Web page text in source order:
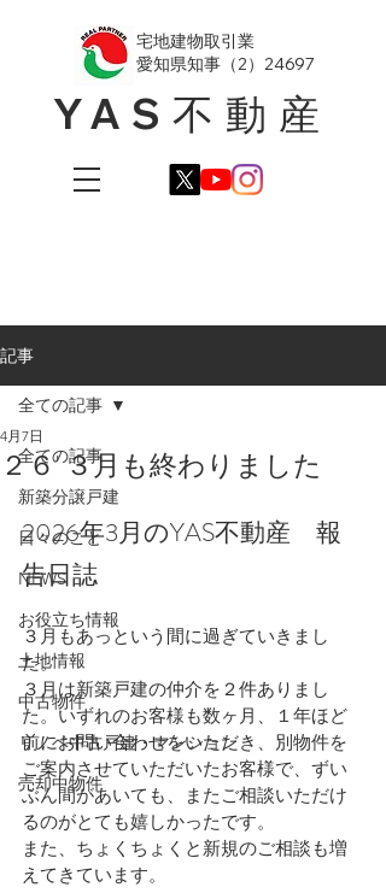
YAS不動産
​宅地建物取引業
愛知県知事（2）24697
記事
全ての記事
新築分譲戸建
日々のこと
NEWS
お役立ち情報
土地情報
中古物件
リノベ中古戸建・マンション
売却中物件
全ての記事
２６' ３月も終わりました
4月7日
2026年3月のYAS不動産　報
告日誌
３月もあっという間に過ぎていきまし
た。
３月は新築戸建の仲介を２件ありまし
た。いずれのお客様も数ヶ月、１年ほど
前にお問い合わせをいただき、別物件を
ご案内させていただいたお客様で、ずい
ぶん間があいても、またご相談いただけ
るのがとても嬉しかったです。
また、ちょくちょくと新規のご相談も増
えてきています。